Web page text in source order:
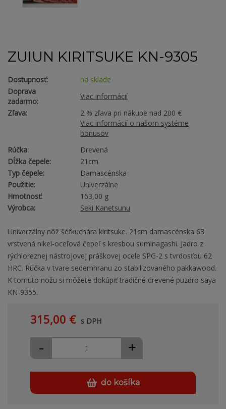
ZUIUN KIRITSUKE KN-9305
Dostupnosť:
na sklade
Doprava
zadarmo:
Viac informácií
Zľava:
2 % zľava pri nákupe nad 200 €
Viac informácií o našom systéme
bonusov
Rúčka:
Drevená
Dĺžka čepele:
21cm
Typ čepele:
Damascénska
Použitie:
Univerzálne
Hmotnosť:
163,00 g
Výrobca:
Seki Kanetsunu
Univerzálny nôž šéfkuchára kiritsuke. 21cm damascénska 63
vrstvená nikel-oceľová čepeľ s kresbou suminagashi. Jadro z
rýchloreznej nástrojovej práškovej ocele SPG-2 s tvrdosťou 62
HRC. Rúčka v tvare sedemhranu zo stabilizovaného pakkawood.
K tomuto nožu si môžete dokúpiť tradičné drevené puzdro saya
KN-9355.
315,00 € s DPH
+
-
do košíka